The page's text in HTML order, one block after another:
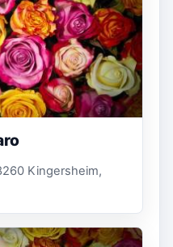
Kingersheim,